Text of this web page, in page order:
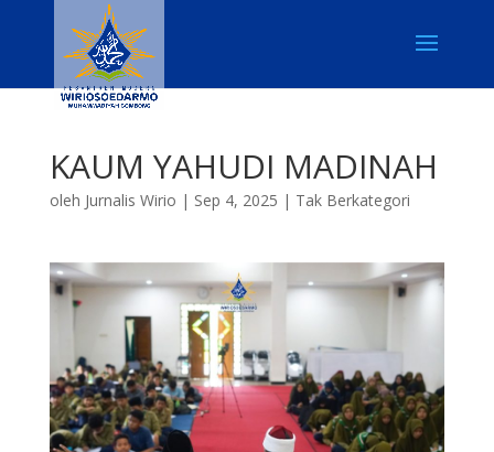
KAUM YAHUDI MADINAH
oleh Jurnalis Wirio | Sep 4, 2025 | Tak Berkategori